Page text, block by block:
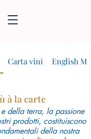
Carta vini English
à la carte
della terra, la passione
prodotti, costituiscono
della nostra